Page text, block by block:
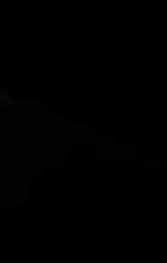
päällikön Jari Aarnion
tapaukset ja
Jeanette Björkqvist
Kovat kadut